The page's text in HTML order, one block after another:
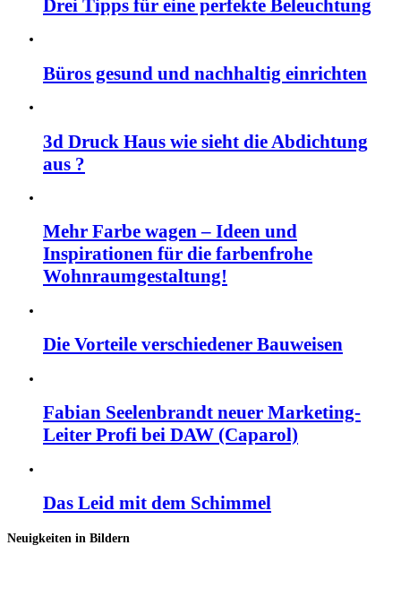
Drei Tipps für eine perfekte Beleuchtung
Büros gesund und nachhaltig einrichten
3d Druck Haus wie sieht die Abdichtung
aus ?
Mehr Farbe wagen – Ideen und
Inspirationen für die farbenfrohe
Wohnraumgestaltung!
Die Vorteile verschiedener Bauweisen
Fabian Seelenbrandt neuer Marketing-
Leiter Profi bei DAW (Caparol)
Das Leid mit dem Schimmel
Neuigkeiten in Bildern